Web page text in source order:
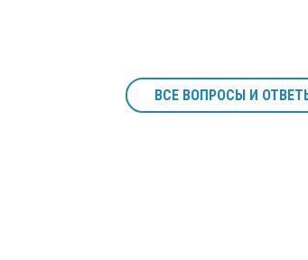
ВСЕ ВОПРОСЫ И